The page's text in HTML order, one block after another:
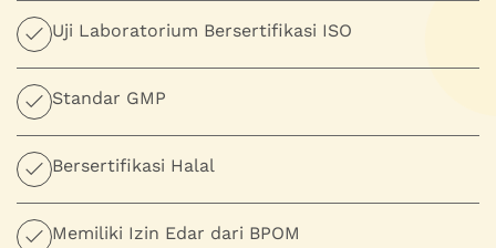
Uji Laboratorium Bersertifikasi ISO
Standar GMP
Bersertifikasi Halal
Memiliki Izin Edar dari BPOM